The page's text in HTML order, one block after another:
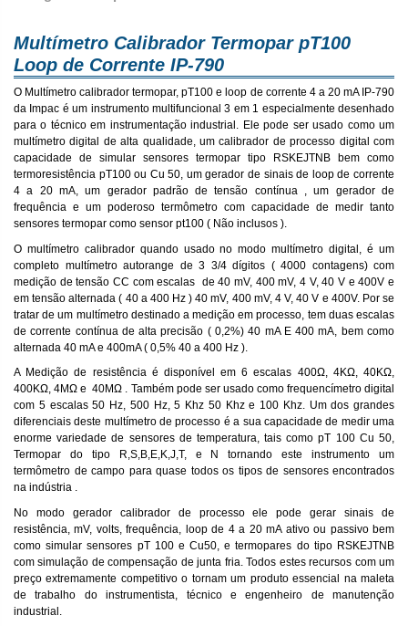
Multímetro Calibrador Termopar pT100
Loop de Corrente IP-790
O Multímetro calibrador termopar, pT100 e loop de corrente 4 a 20 mA IP-790
da Impac é um instrumento multifuncional 3 em 1 especialmente desenhado
para o técnico em instrumentação industrial. Ele pode ser usado como um
multímetro digital de alta qualidade, um calibrador de processo digital com
capacidade de simular sensores termopar tipo RSKEJTNB bem como
termoresistência pT100 ou Cu 50, um gerador de sinais de loop de corrente
4 a 20 mA, um gerador padrão de tensão contínua , um gerador de
frequência e um poderoso termômetro com capacidade de medir tanto
sensores termopar como sensor pt100 ( Não inclusos ).
O multímetro calibrador quando usado no modo multímetro digital, é um
completo multímetro autorange de 3 3/4 dígitos ( 4000 contagens) com
medição de tensão CC com escalas de 40 mV, 400 mV, 4 V, 40 V e 400V e
em tensão alternada ( 40 a 400 Hz ) 40 mV, 400 mV, 4 V, 40 V e 400V. Por se
tratar de um multímetro destinado a medição em processo, tem duas escalas
de corrente contínua de alta precisão ( 0,2%) 40 mA E 400 mA, bem como
alternada 40 mA e 400mA ( 0,5% 40 a 400 Hz ).
A Medição de resistência é disponível em 6 escalas 400Ω, 4KΩ, 40KΩ,
400KΩ, 4MΩ e 40MΩ . Também pode ser usado como frequencímetro digital
com 5 escalas 50 Hz, 500 Hz, 5 Khz 50 Khz e 100 Khz. Um dos grandes
diferenciais deste multímetro de processo é a sua capacidade de medir uma
enorme variedade de sensores de temperatura, tais como pT 100 Cu 50,
Termopar do tipo R,S,B,E,K,J,T, e N tornando este instrumento um
termômetro de campo para quase todos os tipos de sensores encontrados
na indústria .
No modo gerador calibrador de processo ele pode gerar sinais de
resistência, mV, volts, frequência, loop de 4 a 20 mA ativo ou passivo bem
como simular sensores pT 100 e Cu50, e termopares do tipo RSKEJTNB
com simulação de compensação de junta fria. Todos estes recursos com um
preço extremamente competitivo o tornam um produto essencial na maleta
de trabalho do instrumentista, técnico e engenheiro de manutenção
industrial.